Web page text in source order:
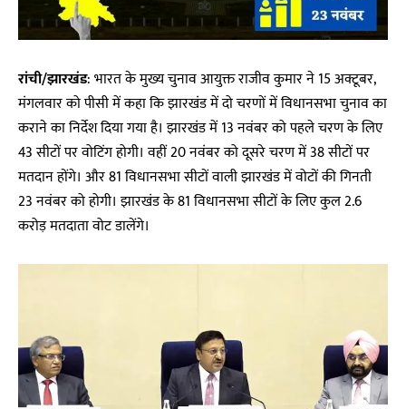
रांची/झारखंड: भारत के मुख्य चुनाव आयुक्त राजीव कुमार ने 15 अक्टूबर,
मंगलवार को पीसी में कहा कि झारखंड में दो चरणों में विधानसभा चुनाव का
कराने का निर्देश दिया गया है। झारखंड में 13 नवंबर को पहले चरण के लिए
43 सीटों पर वोटिंग होगी। वहीं 20 नवंबर को दूसरे चरण में 38 सीटों पर
मतदान होंगे। और 81 विधानसभा सीटों वाली झारखंड में वोटों की गिनती
23 नवंबर को होगी। झारखंड के 81 विधानसभा सीटों के लिए कुल 2.6
करोड़ मतदाता वोट डालेंगे।